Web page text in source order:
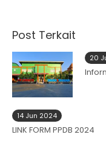
Post Terkait
20
14 Jun 2024
LINK FORM PPDB 2024